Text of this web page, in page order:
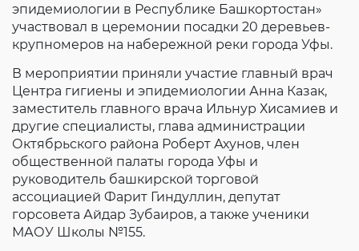
эпидемиологии в Республике Башкортостан»
участвовал в церемонии посадки 20 деревьев-
крупномеров на набережной реки города Уфы.
В мероприятии приняли участие главный врач
Центра гигиены и эпидемиологии Анна Казак,
заместитель главного врача Ильнур Хисамиев и
другие специалисты, глава администрации
Октябрьского района Роберт Ахунов, член
общественной палаты города Уфы и
руководитель башкирской торговой
ассоциацией Фарит Гиндуллин, депутат
горсовета Айдар Зубаиров, а также ученики
МАОУ Школы №155.
Загрузить файл
Согласие на обработку личных данных
Введите слово с картинки*: